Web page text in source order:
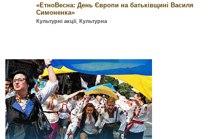
«ЕтноВесна: День Європи на батьківщині Василя
Симоненка»
Культурні акції,Культурна